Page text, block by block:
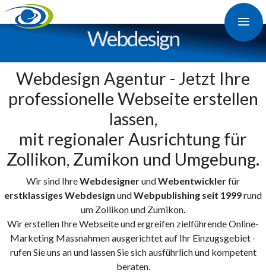
Web­design
Webdesign Agentur - Jetzt Ihre
professionelle Webseite erstellen
lassen,
mit regionaler Ausrichtung für
Zollikon, Zumikon und Umgebung.
Wir sind IhreWebdesignerundWebentwicklerfür
erstklassiges Webdesign undWebpublishing seit 1999rund
um Zollikon und Zumikon.
Wir erstellen Ihre Webseite und ergreifen zielführende Online-
Marketing Massnahmen ausgerichtet auf Ihr Einzugsgebiet -
rufen Sie uns an und lassen Sie sich ausführlich und kompetent
beraten.
≡